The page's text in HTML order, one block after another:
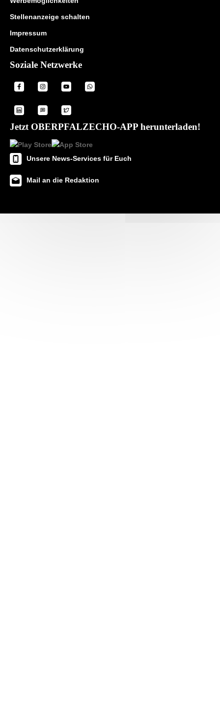
Stellenanzeige schalten
Impressum
Datenschutzerklärung
Soziale Netzwerke
Jetzt OBERPFALZECHO-APP herunterladen!
Unsere News-Services für Euch
Mail an die Redaktion